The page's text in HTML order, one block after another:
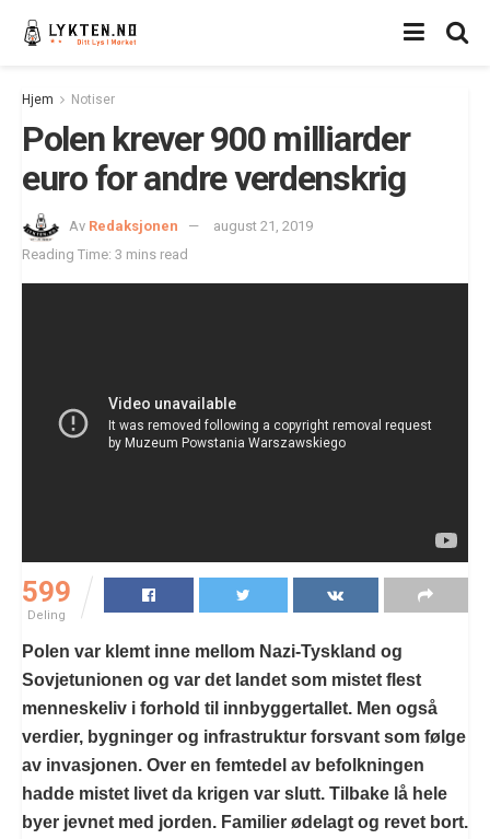
Hjem Notiser
Polen krever 900 milliarder
euro for andre verdenskrig
Av Redaksjonen
august 21, 2019
Reading Time: 3 mins read
599
Deling
Polen var klemt inne mellom Nazi-Tyskland og
Sovjetunionen og var det landet som mistet flest
menneskeliv i forhold til innbyggertallet. Men også
verdier, bygninger og infrastruktur forsvant som følge
av invasjonen. Over en femtedel av befolkningen
hadde mistet livet da krigen var slutt. Tilbake lå hele
byer jevnet med jorden. Familier ødelagt og revet bort.